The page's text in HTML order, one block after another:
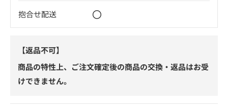
抱合せ配送 〇
【返品不可】
商品の特性上、ご注文確定後の商品の交換・返品はお受
けできません。